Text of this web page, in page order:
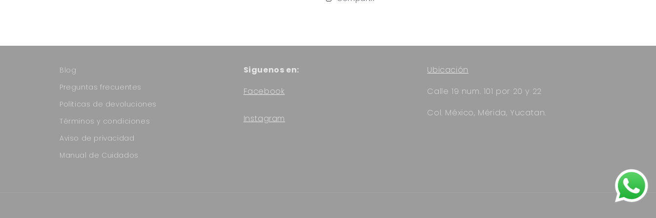
Blog
Preguntas frecuentes
Políticas de devoluciones
Términos y condiciones
Aviso de privacidad
Manual de Cuidados
Siguenos en:
Facebook
Instagram
Ubicación
Calle 19 num. 101 por 20 y 22
Col. México, Mérida, Yucatan.